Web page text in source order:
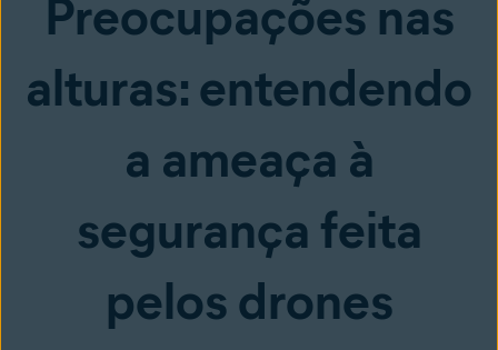
Preocupações nas
alturas: entendendo
a ameaça à
segurança feita
pelos drones